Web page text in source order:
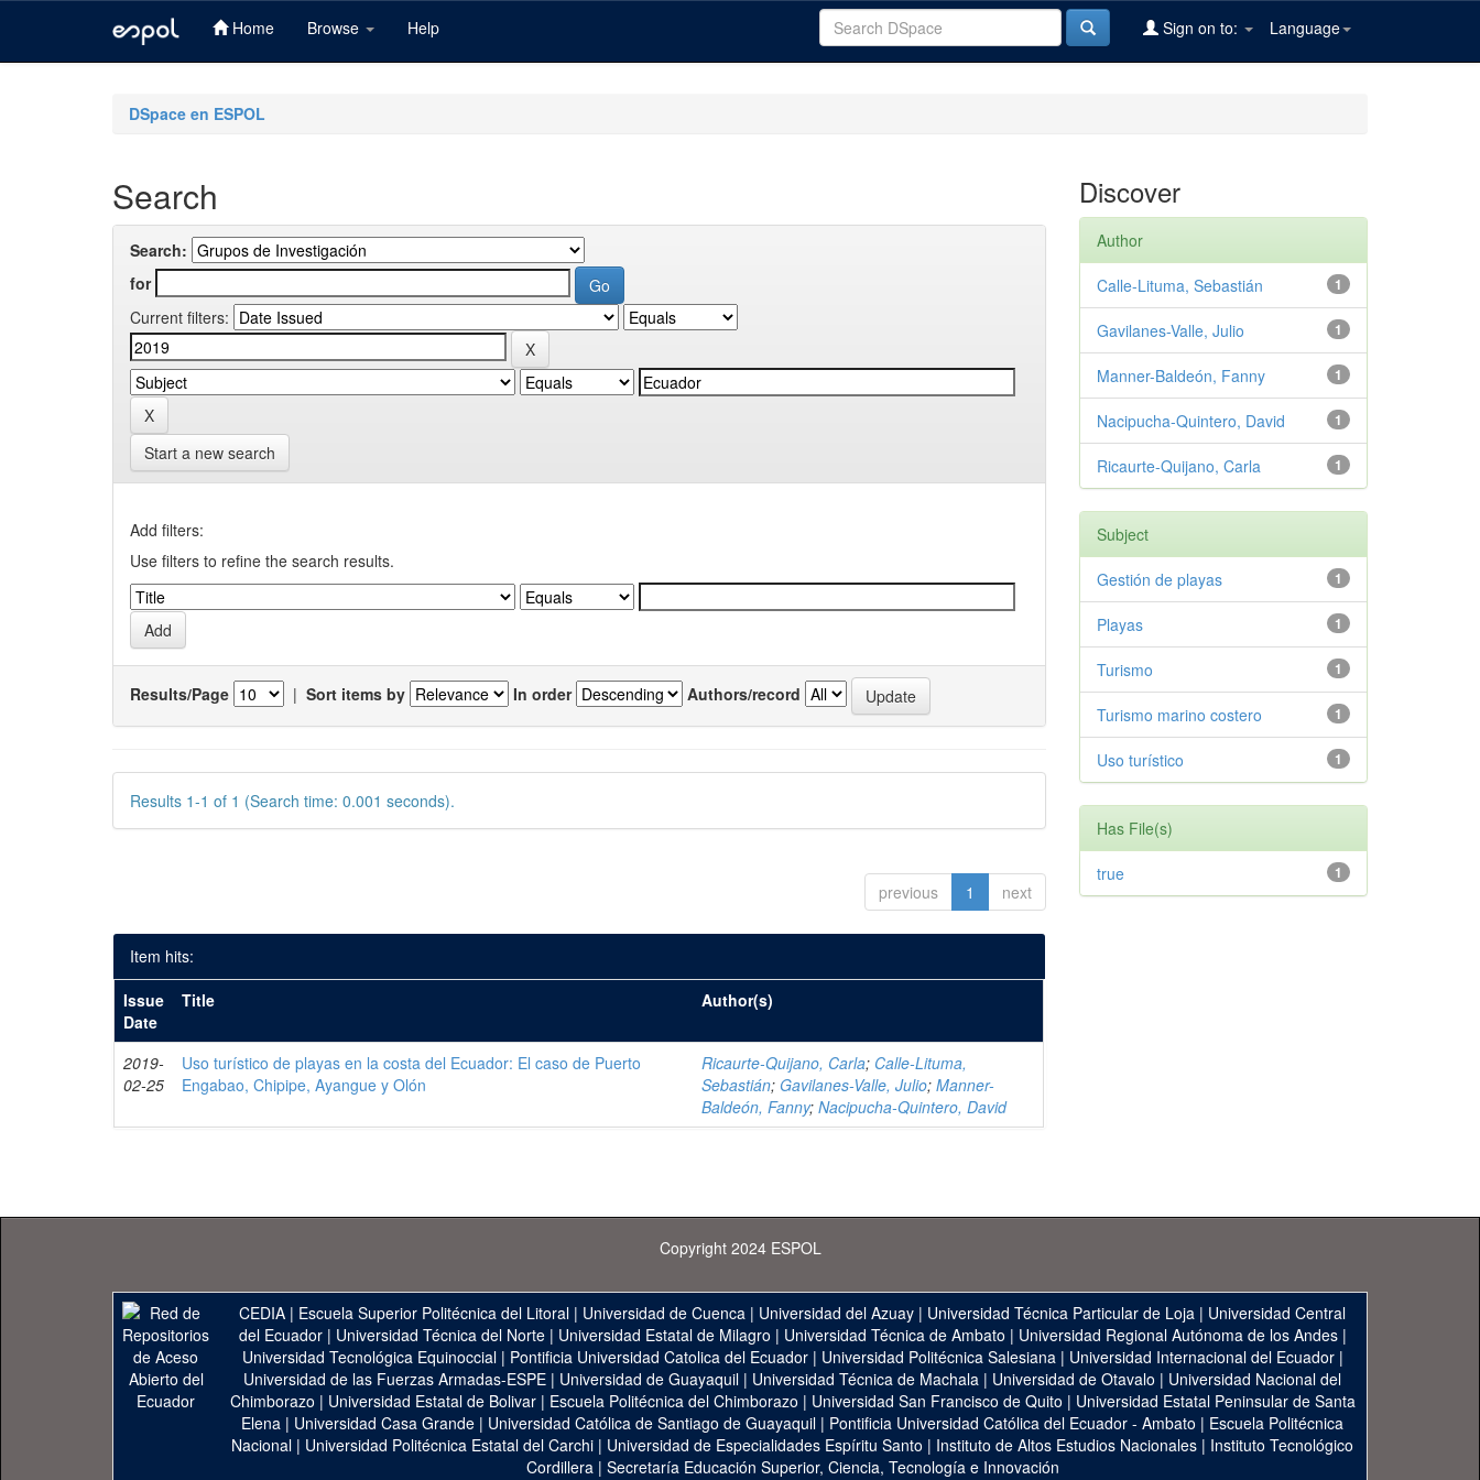
Home Browse Help Language
Sign on to:
DSpace en ESPOL
Search
Search:
for
Current filters:
Start a new search
Add filters:
Use filters to refine the search results.
Results/Page | Sort items by In order Authors/record
Results 1-1 of 1 (Search time: 0.001 seconds).
previous 1 next
Item hits:
Issue
Date
Title Author(s)
2019-
02-25
Uso turístico de playas en la costa del Ecuador: El caso de Puerto
Engabao, Chipipe, Ayangue y Olón
Ricaurte-Quijano, Carla; Calle-Lituma,
Sebastián; Gavilanes-Valle, Julio;Manner-
Baldeón, Fanny;Nacipucha-Quintero, David
Discover
Author
1
Calle-Lituma, Sebastián
1
Gavilanes-Valle, Julio
1
Manner-Baldeón, Fanny
1
Nacipucha-Quintero, David
1
Ricaurte-Quijano, Carla
Subject
1
Gestión de playas
1
Playas
1
Turismo
1
Turismo marino costero
1
Uso turístico
Has File(s)
1
true
Copyright 2024 ESPOL
CEDIA | Escuela Superior Politécnica del Litoral | Universidad de Cuenca | Universidad del Azuay | Universidad Técnica Particular de Loja | Universidad Central
del Ecuador| Universidad Técnica del Norte| Universidad Estatal de Milagro | Universidad Técnica de Ambato | Universidad Regional Autónoma de los Andes|
Universidad Tecnológica Equinoccial| Pontificia Universidad Catolica del Ecuador| Universidad Politécnica Salesiana| Universidad Internacional del Ecuador|
Universidad de las Fuerzas Armadas-ESPE | Universidad de Guayaquil | Universidad Técnica de Machala | Universidad de Otavalo | Universidad Nacional del
Chimborazo | Universidad Estatal de Bolivar| Escuela Politécnica del Chimborazo | Universidad San Francisco de Quito | Universidad Estatal Peninsular de Santa
Elena | Universidad Casa Grande | Universidad Católica de Santiago de Guayaquil | Pontificia Universidad Católica del Ecuador - Ambato | Escuela Politécnica
Nacional | Universidad Politécnica Estatal del Carchi | Universidad de Especialidades Espíritu Santo | Instituto de Altos Estudios Nacionales | Instituto Tecnológico
Cordillera| Secretaría Educación Superior, Ciencia, Tecnología e Innovación